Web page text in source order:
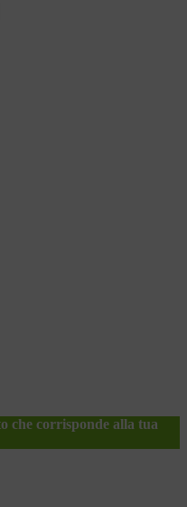
che corrisponde alla tua